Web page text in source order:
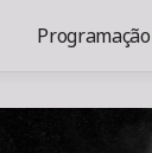
Programação